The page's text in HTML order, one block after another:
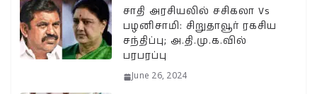
சாதி அரசியலில் சசிகலா Vs
பழனிசாமி: சிறுதாவூர் ரகசிய
சந்திப்பு; அ.தி.மு.க.வில்
பரபரப்பு
June 26, 2024